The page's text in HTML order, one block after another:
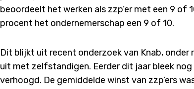
beoordeelt het werken als zzp’er met een 9 of
procent het ondernemerschap een 9 of 10.
Dit blijkt uit recent onderzoek van Knab, onder
uit met zelfstandigen. Eerder dit jaar bleek
verhoogd. De gemiddelde winst van zzp’ers